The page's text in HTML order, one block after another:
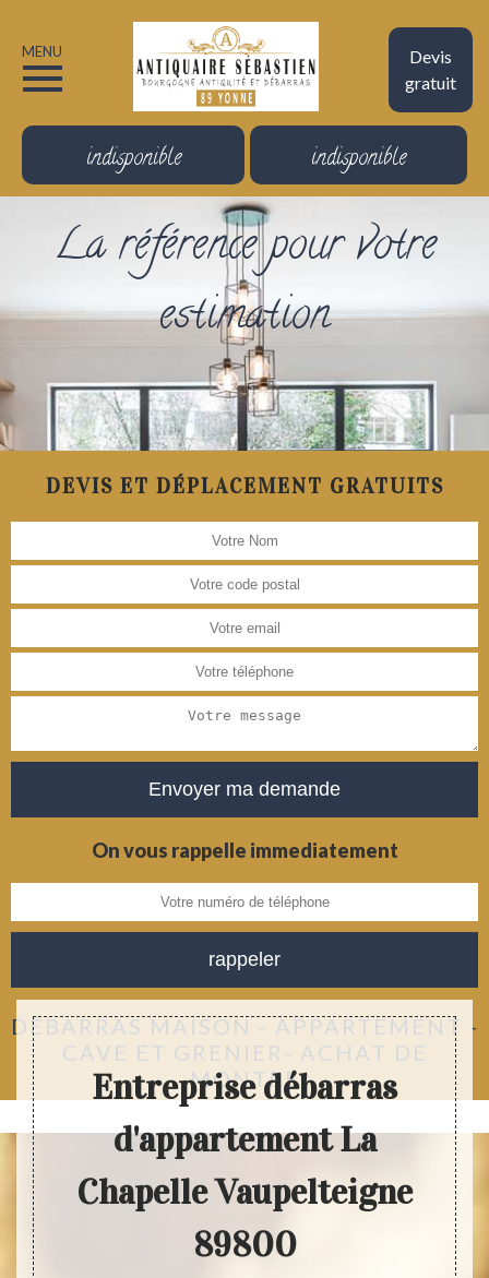
Devis
gratuit
MENU
indisponible indisponible
La référence pour votre
estimation
DEVIS ET DÉPLACEMENT GRATUITS
On vous rappelle immediatement
DÉBARRAS MAISON - APPARTEMENT -
CAVE ET GRENIER- ACHAT DE
MONTRE
Entreprise débarras
d'appartement La
Chapelle Vaupelteigne
89800